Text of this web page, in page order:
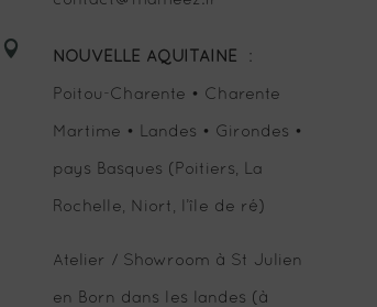
 NOUVELLE AQUITAINE :
Poitou-Charente • Charente
Martime • Landes • Girondes •
pays Basques (Poitiers, La
Rochelle, Niort, l’île de ré)
Atelier / Showroom à St Julien
en Born dans les landes (à